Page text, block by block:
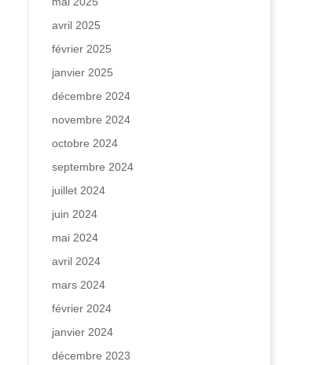
avril 2025
février 2025
janvier 2025
décembre 2024
novembre 2024
octobre 2024
septembre 2024
juillet 2024
juin 2024
mai 2024
avril 2024
mars 2024
février 2024
janvier 2024
décembre 2023